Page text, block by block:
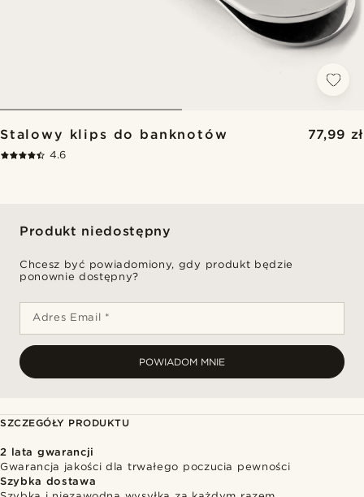
Stalowy klips do banknotów 77,99 zł
4.6
Produkt niedostępny
Chcesz być powiadomiony, gdy produkt będzie
ponownie dostępny?
Adres Email *
POWIADOM MNIE
SZCZEGÓŁY PRODUKTU
2 lata gwarancji
Gwarancja jakości dla trwałego poczucia pewności
Szybka dostawa